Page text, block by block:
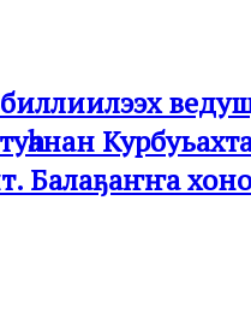
биллиилээх
Балаҕаҥҥа